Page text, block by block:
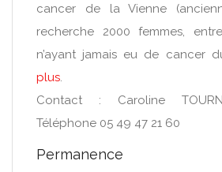
cancer de la Vienne
recherche 2000 femmes,
n’ayant jamais eu de cancer
plus.
Contact : Caroline
Téléphone 05 49 47 21 60
Permanence